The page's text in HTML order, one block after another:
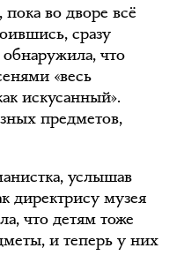
во дворе всё
сразу
что
«весь
искусанный».
предметов,
услышав
директрису музея
что детям тоже
и теперь у них